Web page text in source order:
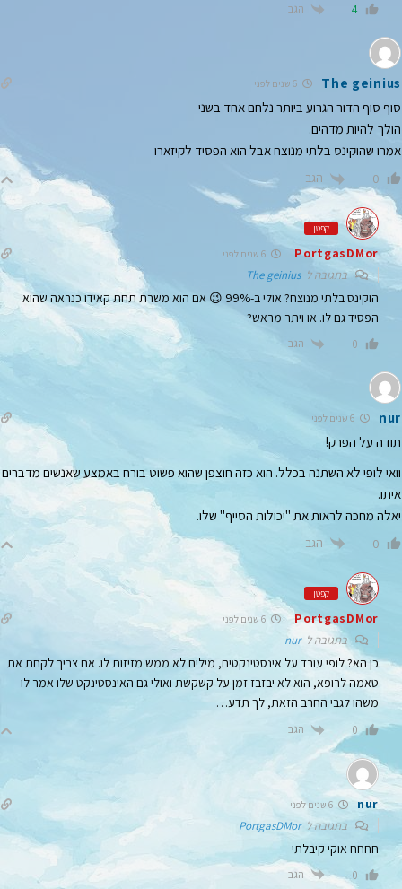
4 הגב
The geinius
סוף סוף הדור הגרוע ביותר נלחם אחד בשני
הולך להיות מדהים.
אמרו שהוקינס בלתי מנוצח אבל הוא הפסיד לקיזארו
0 הגב
קפטן
PortgasDMor
בתגובה לThe geinius
הוקינס בלתי מנוצח? אולי ב-99% 😉 אם הוא משרת תחת קאידו כנראה שהוא
הפסיד גם לו. או ויתר מראש?
0 הגב
nur 6 שנים לפני
תודה על הפרק!
וואי לופי לא השתנה בכלל. הוא כזה חוצפן שהוא פשוט בורח באמצע שאנשים מדברים
איתו.
יאלה מחכה לראות את "יכולות הסייף" שלו.
0 הגב
קפטן
PortgasDMor
בתגובה לnur
כן הא? לופי עובד על אינסטינקטים, מילים לא ממש מזיזות לו. אם צריך לקחת את
טאמה לרופא, הוא לא יבזבז זמן על קשקשת ואולי גם האינסטינקט שלו אמר לו
משהו לגבי החרב הזאת, לך תדע…
0 הגב
nur 6 שנים לפני
בתגובה לPortgasDMor
חחחח אוקי קיבלתי
0 הגב